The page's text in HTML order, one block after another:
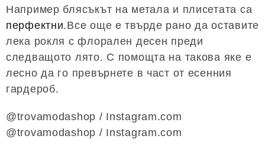
Например блясъкът на метала и плисетата са
перфектни.Все още е твърде рано да оставите
лека рокля с флорален десен преди
следващото лято. С помощта на такова яке е
лесно да го превърнете в част от есенния
гардероб.
@trovamodashop / Instagram.com
@trovamodashop / Instagram.com